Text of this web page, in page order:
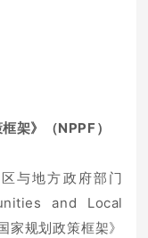
架》（NPPF）
与地方政府部门
and Local
规划政策框架》